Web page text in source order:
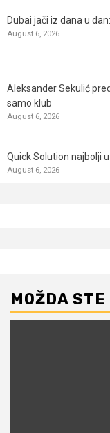
Dubai jači iz dana u
August 6, 2026
Aleksander Sekulić
samo klub
August 6, 2026
Quick Solution najbolji
August 6, 2026
MOŽDA